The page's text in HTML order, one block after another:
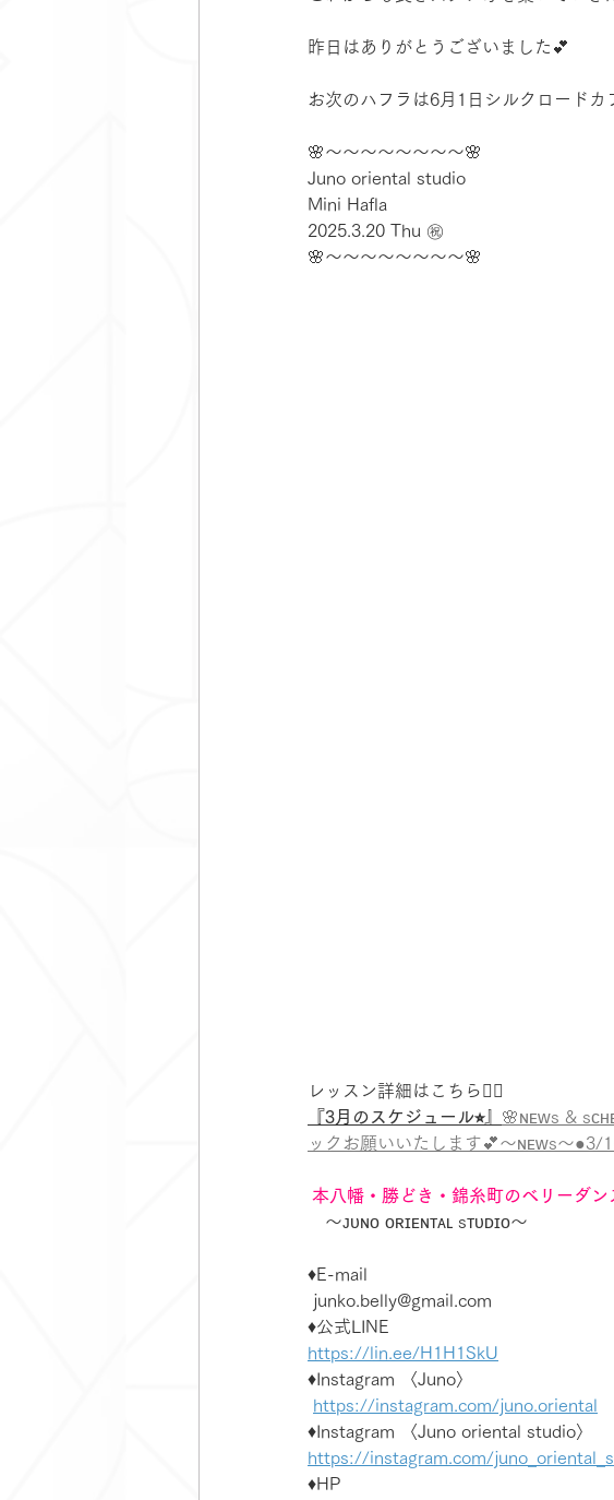
昨日はありがとうございました💕
お次のハフラは6月1日シルクロードカ
🌸〜〜〜〜〜〜〜〜🌸
Juno oriental studio
Mini Hafla
2025.3.20 Thu ㊗️
🌸〜〜〜〜〜〜〜〜🌸
レッスン詳細はこちら💁‍♀️
『3月のスケジュール⭐︎』 🌸ɴᴇᴡs &
ックお願いいたします💕〜ɴᴇᴡs〜
本八幡・勝どき・錦糸町のベリーダン
〜ᴊᴜɴᴏ ᴏʀɪᴇɴᴛᴀʟ sᴛᴜᴅɪᴏ〜
♦️E-mail
junko.belly@gmail.com
♦️公式LINE
https://lin.ee/H1H1SkU
♦️Instagram 〈Juno〉
https://instagram.com/juno.oriental
♦️Instagram 〈Juno oriental studio〉
https://instagram.com/
♦️HP